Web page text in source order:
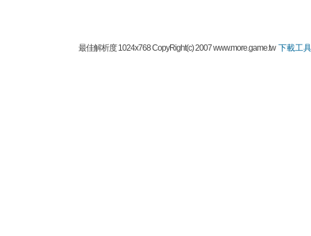
最佳解析度 1024x768 CopyRight(c) 2007 www.more.game.tw下載工